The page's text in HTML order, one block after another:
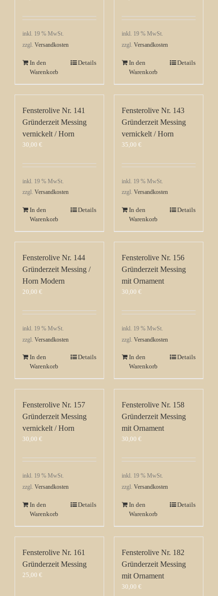
inkl. 19 % MwSt.
zzgl. Versandkosten
In den
Warenkorb
Details
inkl. 19 % MwSt.
zzgl. Versandkosten
In den
Warenkorb
Details
Fensterolive Nr. 141
Gründerzeit Messing
vernickelt / Horn
30,00 €
inkl. 19 % MwSt.
zzgl. Versandkosten
In den
Warenkorb
Details
Fensterolive Nr. 143
Gründerzeit Messing
vernickelt / Horn
35,00 €
inkl. 19 % MwSt.
zzgl. Versandkosten
In den
Warenkorb
Details
Fensterolive Nr. 144
Gründerzeit Messing /
Horn Modern
20,00 €
inkl. 19 % MwSt.
zzgl. Versandkosten
In den
Warenkorb
Details
Fensterolive Nr. 156
Gründerzeit Messing
mit Ornament
30,00 €
inkl. 19 % MwSt.
zzgl. Versandkosten
In den
Warenkorb
Details
Fensterolive Nr. 157
Gründerzeit Messing
vernickelt / Horn
30,00 €
inkl. 19 % MwSt.
zzgl. Versandkosten
In den
Warenkorb
Details
Fensterolive Nr. 158
Gründerzeit Messing
mit Ornament
30,00 €
inkl. 19 % MwSt.
zzgl. Versandkosten
In den
Warenkorb
Details
Fensterolive Nr. 161
Gründerzeit Messing
25,00 €
Fensterolive Nr. 182
Gründerzeit Messing
mit Ornament
30,00 €